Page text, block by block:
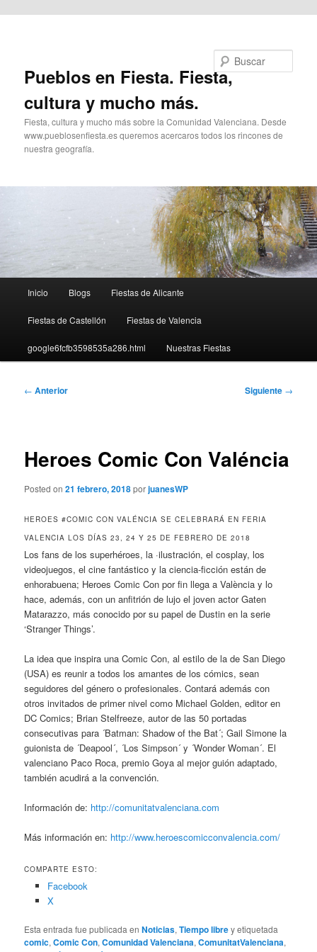
Pueblos en Fiesta. Fiesta,
cultura y mucho más.
Fiesta, cultura y mucho más sobre la Comunidad Valenciana. Desde
www.pueblosenfiesta.es queremos acercaros todos los rincones de
nuestra geografía.
principal
Inicio Blogs Fiestas de Alicante
Fiestas de Castellón Fiestas de Valencia
google6fcfb3598535a286.html Nuestras Fiestas
Navegación
← Anterior Siguiente →
Heroes Comic Con Valéncia
Posted on21 febrero, 2018porjuanesWP
HEROES #COMIC CON VALÉNCIA SE CELEBRARÁ EN FERIA
VALENCIA LOS DÍAS 23, 24 Y 25 DE FEBRERO DE 2018
Los fans de los superhéroes, la ·ilustración, el cosplay, los
videojuegos, el cine fantástico y la ciencia-ficción están de
enhorabuena; Heroes Comic Con por fin llega a València y lo
hace, además, con un anfitrión de lujo el joven actor Gaten
Matarazzo, más conocido por su papel de Dustin en la serie
‘Stranger Things’.
La idea que inspira una Comic Con, al estilo de la de San Diego
(USA) es reunir a todos los amantes de los cómics, sean
seguidores del género o profesionales. Contará además con
otros invitados de primer nivel como Michael Golden, editor en
DC Comics; Brian Stelfreeze, autor de las 50 portadas
consecutivas para ´Batman: Shadow of the Bat´; Gail Simone la
guionista de ´Deapool´, ´Los Simpson´ y ´Wonder Woman´. El
valenciano Paco Roca, premio Goya al mejor guión adaptado,
también acudirá a la convención.
Información de: http://comunitatvalenciana.com
Más información en: http://www.heroescomicconvalencia.com/
COMPARTE ESTO:
Facebook
X
Esta entrada fue publicada enNoticias,Tiempo librey etiquetada
comic,Comic Con,Comunidad Valenciana,ComunitatValenciana,